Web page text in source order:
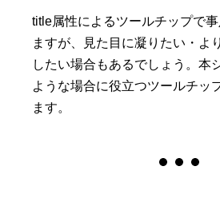
title属性によるツールチップで
ますが、見た目に凝りたい・よ
したい場合もあるでしょう。本
ような場合に役立つツールチッ
ます。